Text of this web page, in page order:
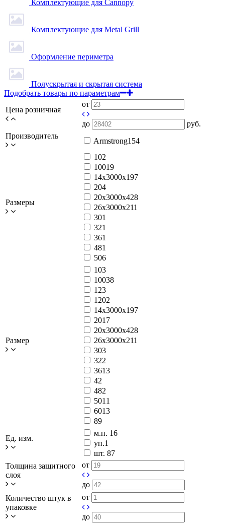
Комплектующие для Cannopy
Комплектующие для Metal Grill
Оформление периметра
Полускрытая и скрытая система
Подобрать товары по параметрам
Цена розничная
от
до
руб.
Производитель
Armstrong154
Размеры
102
10019
14x3000x197
204
20x3000x428
26x3000x211
301
321
361
481
506
Размер
103
10038
123
1202
14x3000x197
2017
20x3000x428
26x3000x211
303
322
3613
42
482
5011
6013
89
Ед. изм.
м.п. 16
уп.1
шт. 87
Толщина защитного
слоя
от
до
Количество штук в
упаковке
от
до